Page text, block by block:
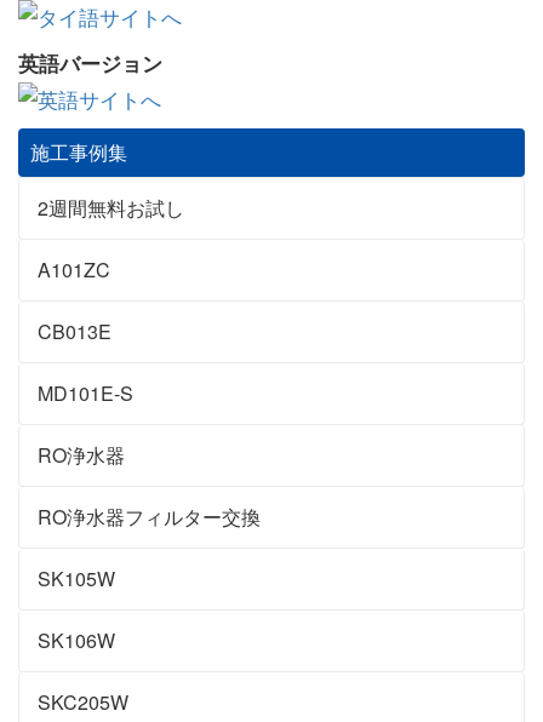
英語バージョン
施工事例集
2週間無料お試し
A101ZC
CB013E
MD101E-S
RO浄水器
RO浄水器フィルター交換
SK105W
SK106W
SKC205W